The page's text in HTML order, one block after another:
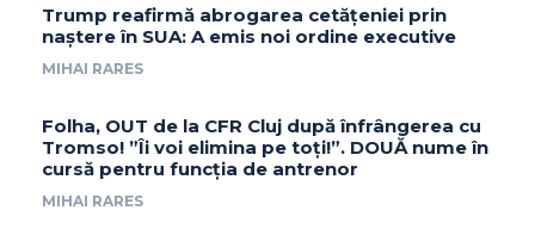
Trump reafirmă abrogarea cetățeniei prin
naștere în SUA: A emis noi ordine executive
MIHAI RARES
Folha, OUT de la CFR Cluj după înfrângerea cu
Tromso! ”Îi voi elimina pe toți!”. DOUĂ nume în
cursă pentru funcția de antrenor
MIHAI RARES